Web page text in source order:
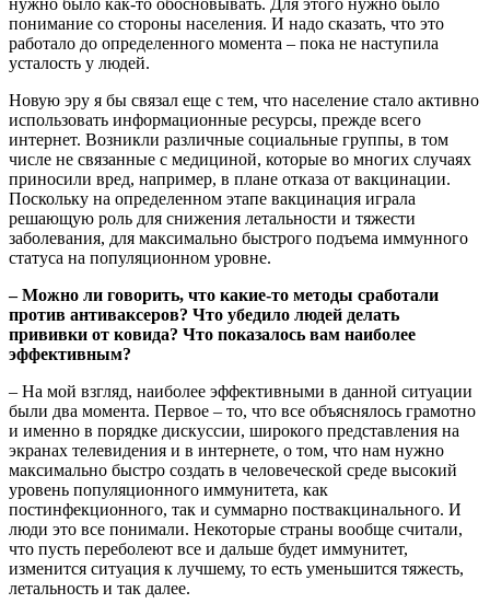
нужно было как-то обосновывать. Для этого нужно было
понимание со стороны населения. И надо сказать, что это
работало до определенного момента – пока не наступила
усталость у людей.
Новую эру я бы связал еще с тем, что население стало активно
использовать информационные ресурсы, прежде всего
интернет. Возникли различные социальные группы, в том
числе не связанные с медициной, которые во многих случаях
приносили вред, например, в плане отказа от вакцинации.
Поскольку на определенном этапе вакцинация играла
решающую роль для снижения летальности и тяжести
заболевания, для максимально быстрого подъема иммунного
статуса на популяционном уровне.
– Можно ли говорить, что какие-то методы сработали
против антиваксеров? Что убедило людей делать
прививки от ковида? Что показалось вам наиболее
эффективным?
– На мой взгляд, наиболее эффективными в данной ситуации
были два момента. Первое – то, что все объяснялось грамотно
и именно в порядке дискуссии, широкого представления на
экранах телевидения и в интернете, о том, что нам нужно
максимально быстро создать в человеческой среде высокий
уровень популяционного иммунитета, как
постинфекционного, так и суммарно поствакцинального. И
люди это все понимали. Некоторые страны вообще считали,
что пусть переболеют все и дальше будет иммунитет,
изменится ситуация к лучшему, то есть уменьшится тяжесть,
летальность и так далее.